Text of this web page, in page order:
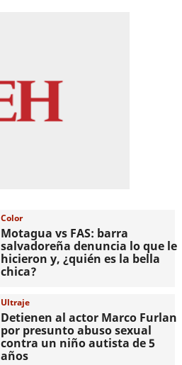
Color
Motagua vs FAS: barra
salvadoreña denuncia lo que le
hicieron y, ¿quién es la bella
chica?
Ultraje
Detienen al actor Marco Furlan
por presunto abuso sexual
contra un niño autista de 5
años